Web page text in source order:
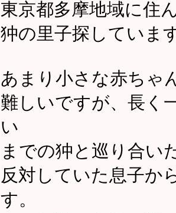
東京都多摩地域に住
狆の里子探していま
あまり小さな赤ちゃ
難しいですが、長く
い
までの狆と巡り合い
反対していた息子か
す。